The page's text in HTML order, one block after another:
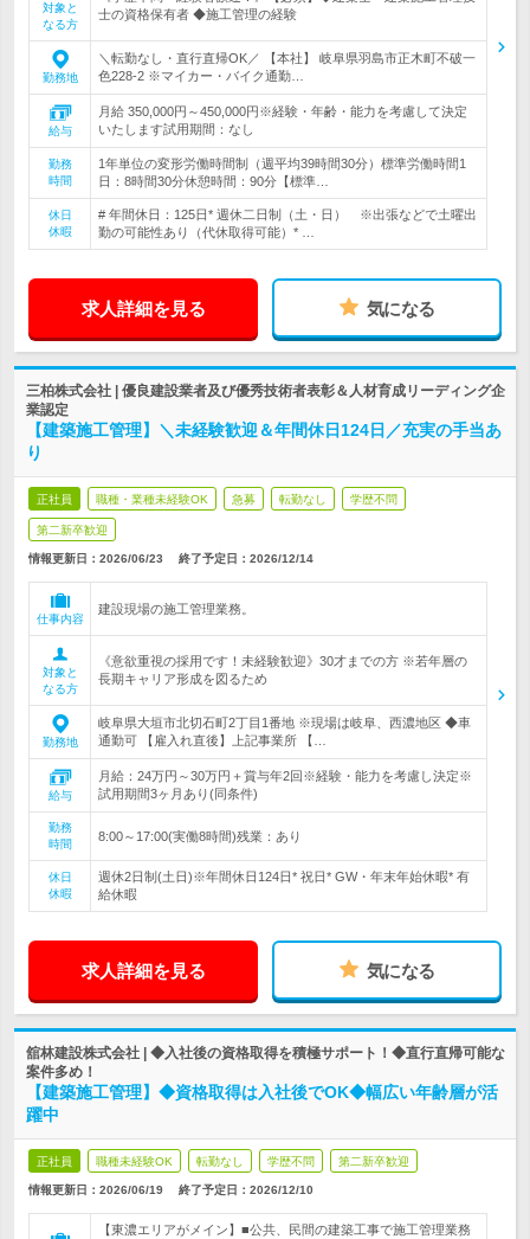
対象と
なる方
士の資格保有者 ◆施工管理の経験
勤務地
＼転勤なし・直行直帰OK／ 【本社】 岐阜県羽島市正木町不破一
色228-2 ※マイカー・バイク通勤…
給与
月給 350,000円～450,000円※経験・年齢・能力を考慮して決定
いたします試用期間：なし
勤務
時間
1年単位の変形労働時間制（週平均39時間30分）標準労働時間1
日：8時間30分休憩時間：90分【標準…
休日
休暇
# 年間休日：125日* 週休二日制（土・日） ※出張などで土曜出
勤の可能性あり（代休取得可能）* …
求人詳細を見る 気になる
三柏株式会社 | 優良建設業者及び優秀技術者表彰＆人材育成リーディング企
業認定
【建築施工管理】＼未経験歓迎＆年間休日124日／充実の手当あ
り
正社員 職種・業種未経験OK 急募 転勤なし 学歴不問
第二新卒歓迎
情報更新日：2026/06/23 終了予定日： 2026/12/14
仕事内容
建設現場の施工管理業務。
対象と
なる方
《意欲重視の採用です！未経験歓迎》30才までの方 ※若年層の
長期キャリア形成を図るため
勤務地
岐阜県大垣市北切石町2丁目1番地 ※現場は岐阜、西濃地区 ◆車
通勤可 【雇入れ直後】上記事業所 【…
給与
月給：24万円～30万円＋賞与年2回※経験・能力を考慮し決定※
試用期間3ヶ月あり(同条件)
勤務
時間
8:00～17:00(実働8時間)残業：あり
休日
休暇
週休2日制(土日)※年間休日124日* 祝日* GW・年末年始休暇* 有
給休暇
求人詳細を見る 気になる
舘林建設株式会社 | ◆入社後の資格取得を積極サポート！◆直行直帰可能な
案件多め！
【建築施工管理】◆資格取得は入社後でOK◆幅広い年齢層が活
躍中
正社員 職種未経験OK 転勤なし 学歴不問 第二新卒歓迎
情報更新日：2026/06/19 終了予定日： 2026/12/10
【東濃エリアがメイン】■公共、民間の建築工事で施工管理業務